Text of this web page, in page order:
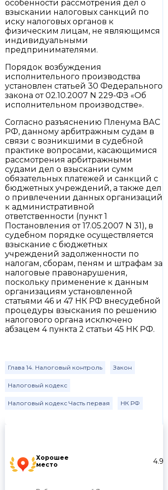
Хорошее
место
4.9
особенности рассмотрения дел о
взыскании налоговых санкций по
иску налоговых органов к
физическим лицам, не являющимся
индивидуальными
предпринимателями.
Порядок возбуждения
исполнительного производства
установлен статьей 30 Федерального
закона от 02.10.2007 N 229-ФЗ «Об
исполнительном производстве».
Согласно разъяснению Пленума ВАС
РФ, данному арбитражным судам в
связи с возникшими в судебной
практике вопросами, касающимися
рассмотрения арбитражными
судами дел о взыскании сумм
обязательных платежей и санкций с
бюджетных учреждений, а также дел
о привлечении данных организаций
к административной
ответственности (пункт 1
Постановления от 17.05.2007 N 31), в
судебном порядке осуществляется
взыскание с бюджетных
учреждений задолженности по
налогам, сборам, пеням и штрафам за
налоговые правонарушения,
поскольку применение к данным
организациям установленной
статьями 46 и 47 НК РФ внесудебной
процедуры взыскания по решению
налогового органа исключено
абзацем 4 пункта 2 статьи 45 НК РФ.
Глава 14. Налоговый контроль Закон
Налоговый кодекс
Налоговый кодекс Часть первая НК РФ